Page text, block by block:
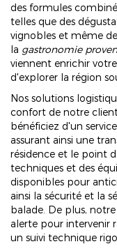
des formules
telles que des
vignobles et même
la gastronomie
viennent enrichir
d'explorer la région
Nos solutions
confort de notre
bénéficiez d'un
assurant ainsi une
résidence et le point
techniques et des
disponibles pour
ainsi la sécurité et la
balade. De plus,
alerte pour intervenir
un suivi technique